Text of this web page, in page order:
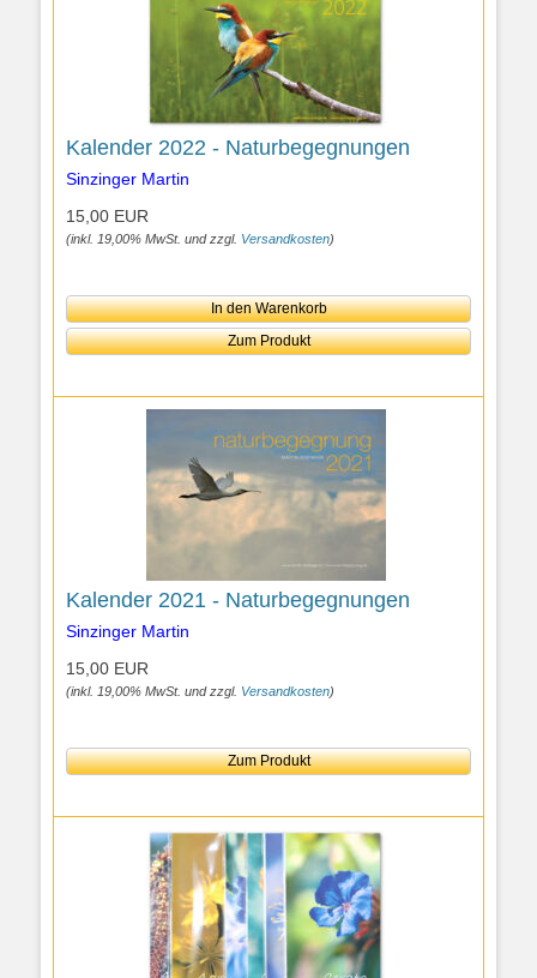
Kalender 2022 - Naturbegegnungen
Sinzinger Martin
15,00 EUR
(inkl. 19,00% MwSt. und zzgl. Versandkosten)
In den Warenkorb
Zum Produkt
Kalender 2021 - Naturbegegnungen
Sinzinger Martin
15,00 EUR
(inkl. 19,00% MwSt. und zzgl. Versandkosten)
Zum Produkt